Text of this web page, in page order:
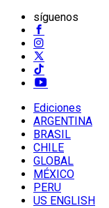
síguenos
Ediciones
ARGENTINA
BRASIL
CHILE
GLOBAL
MÉXICO
PERU
US ENGLISH